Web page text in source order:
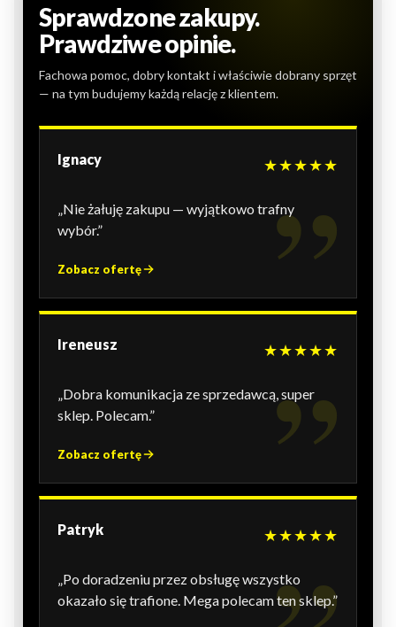
Sprawdzone zakupy.
Prawdziwe opinie.
Fachowa pomoc, dobry kontakt i właściwie dobrany sprzęt
— na tym budujemy każdą relację z klientem.
Ignacy ★★★★★
„Nie żałuję zakupu — wyjątkowo trafny
wybór.”
Zobacz ofertę
Ireneusz ★★★★★
„Dobra komunikacja ze sprzedawcą, super
sklep. Polecam.”
Zobacz ofertę
Patryk ★★★★★
„Po doradzeniu przez obsługę wszystko
okazało się trafione. Mega polecam ten sklep.”